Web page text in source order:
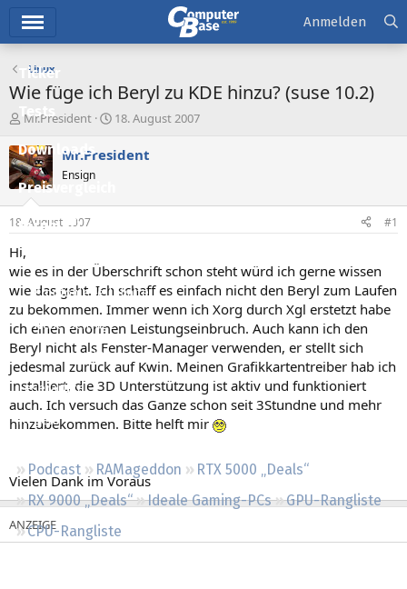
Ticker
Tests
Downloads
Preisvergleich
Forum
Aktuelles
Empfohlene Inhalte
Neue Beiträge
Neueste Aktivitäten
Leserartikel
Regeln
Podcast RAMageddon
RTX 5000 „Deals“
RX 9000 „Deals“
Ideale Gaming-PCs
GPU-Rangliste
CPU-Rangliste
Anmelden
Linux
Wie füge ich Beryl zu KDE hinzu? (suse 10.2)
E
s
t
e
e
Mr.President
E
s
t
18. August 2007
Mr.President
Ensign
18. August 2007 #1
Hi,
wie es in der Überschrift schon steht würd ich gerne wissen
wie das geht. Ich schaff es einfach nicht den Beryl zum Laufen
zu bekommen. Immer wenn ich Xorg durch Xgl erstetzt habe
ich einen enormen Leistungseinbruch. Auch kann ich den
Beryl nicht als Fenster-Manager verwenden, er stellt sich
jedesmal zurück auf Kwin. Meinen Grafikkartentreiber hab ich
installiert, die 3D Unterstützung ist aktiv und funktioniert
auch. Ich versuch das Ganze schon seit 3Stundne und mehr
hinzubekommen. Bitte helft mir
Vielen Dank im Voraus